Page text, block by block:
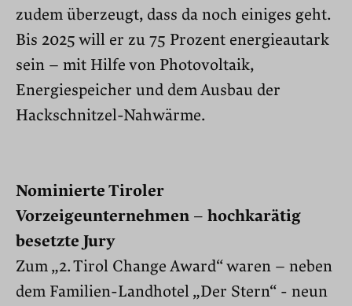
zudem überzeugt, dass da noch einiges geht.
Bis 2025 will er zu 75 Prozent energieautark
sein – mit Hilfe von Photovoltaik,
Energiespeicher und dem Ausbau der
Hackschnitzel-Nahwärme.
Nominierte Tiroler
Vorzeigeunternehmen – hochkarätig
besetzte Jury
Zum „2. Tirol Change Award“ waren – neben
dem Familien-Landhotel „Der Stern“ - neun